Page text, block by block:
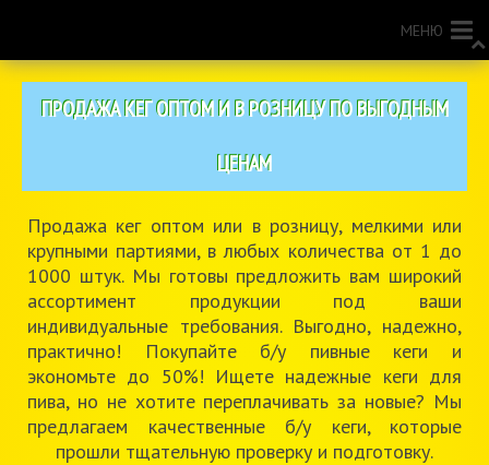
МЕНЮ
ПРОДАЖА КЕГ ОПТОМ И В РОЗНИЦУ ПО ВЫГОДНЫМ
ЦЕНАМ
Продажа кег оптом или в розницу, мелкими или
крупными партиями, в любых количества от 1 до
1000 штук. Мы готовы предложить вам широкий
ассортимент продукции под ваши
индивидуальные требования. Выгодно, надежно,
практично! Покупайте б/у пивные кеги и
экономьте до 50%! Ищете надежные кеги для
пива, но не хотите переплачивать за новые? Мы
предлагаем качественные б/у кеги, которые
прошли тщательную проверку и подготовку.